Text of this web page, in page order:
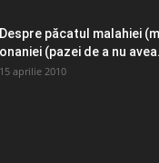
Despre păcatul malahiei
onaniei (pazei de a nu
15 aprilie 2010